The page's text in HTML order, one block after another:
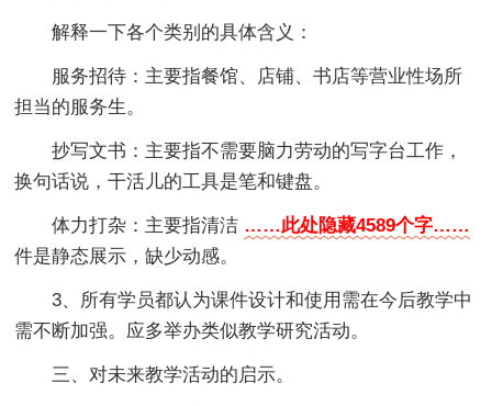
解释一下各个类别的具体含义：
服务招待：主要指餐馆、店铺、书店等营业性场所
担当的服务生。
抄写文书：主要指不需要脑力劳动的写字台工作，
换句话说，干活儿的工具是笔和键盘。
体力打杂：主要指清洁 ……此处隐藏4589个字……
件是静态展示，缺少动感。
3、所有学员都认为课件设计和使用需在今后教学中
需不断加强。应多举办类似教学研究活动。
三、对未来教学活动的启示。